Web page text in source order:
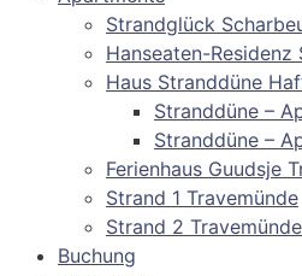
Strandglück
Hanseaten-Residenz
Haus Stranddüne
Stranddüne –
Stranddüne –
Ferienhaus Guudsje
Strand 1 Travemünde
Strand 2 Travemünde
Buchung